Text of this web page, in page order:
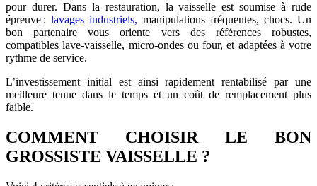
pour durer. Dans la restauration, la vaisselle est soumise à rude
épreuve :lavages industriels, manipulations fréquentes, chocs. Un
bon partenaire vous oriente vers des références robustes,
compatibles lave-vaisselle, micro-ondes ou four, et adaptées à votre
rythme de service.
L’investissement initial est ainsi rapidement rentabilisé par une
meilleure tenue dans le temps et un coût de remplacement plus
faible.
COMMENT CHOISIR LE BON
GROSSISTE VAISSELLE ?